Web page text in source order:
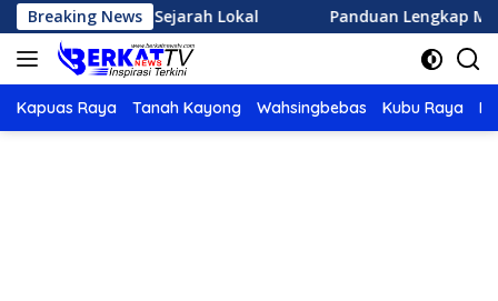
Langsung
ke
konten
Breaking News
Sejarah Lokal Panduan Lengkap Memulai
Kapuas Raya Tanah Kayong Wahsingbebas Kubu Raya